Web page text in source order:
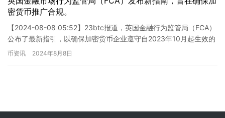
密货币推广合规。
【2024-08-08 05:52】23btc报道，英国金融行为监管局（FCA）
公布了最新指引，以确保加密货币企业遵守自2023年10月起生效的
推广合规标准。 英国金融行为监管局（…
币资讯 2024年8月8日